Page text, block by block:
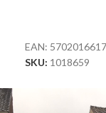
EAN:
SKU: 1018659